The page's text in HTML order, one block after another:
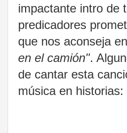
impactante intro de
predicadores
que nos aconseja
en el camión".
de cantar esta
música en